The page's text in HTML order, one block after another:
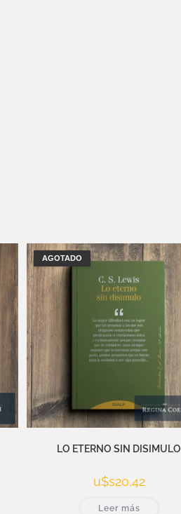
AGOTADO
LO ETERNO SIN DISIMULO
u$s20,42
Leer más